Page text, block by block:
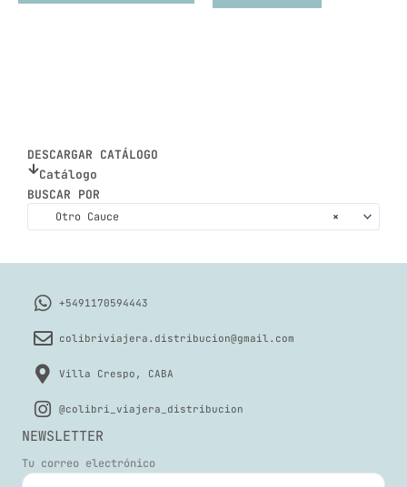
DESCARGAR CATÁLOGO
Catálogo
BUSCAR POR
×
Otro Cauce
+5491170594443
colibriviajera.distribucion@gmail.com
Villa Crespo, CABA
@colibri_viajera_distribucion
NEWSLETTER
Tu correo electrónico